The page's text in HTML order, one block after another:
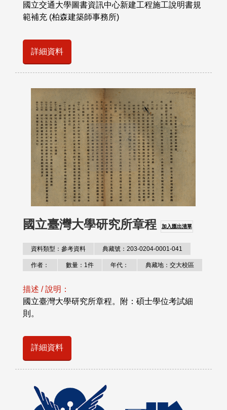
國立交通大學圖書資訊中心新建工程施工說明書規
範補充 (柏森建築師事務所)
詳細資料
國立臺灣大學研究所章程 加入匯出清單
資料類型：參考資料 典藏號：203-0204-0001-041
作者： 數量：1件 年代： 典藏地：交大校區
描述 / 說明：
國立臺灣大學研究所章程。附：碩士學位考試細
則。
詳細資料